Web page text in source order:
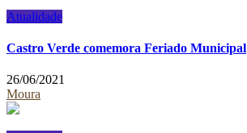
Atualidade
Castro Verde comemora Feriado Municipal
26/06/2021
Moura